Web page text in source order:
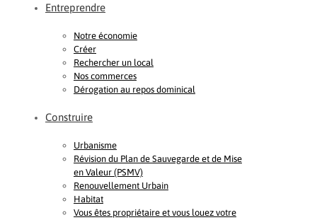
Entreprendre
Notre économie
Créer
Rechercher un local
Nos commerces
Dérogation au repos dominical
Construire
Urbanisme
Révision du Plan de Sauvegarde et de Mise
en Valeur (PSMV)
Renouvellement Urbain
Habitat
Vous êtes propriétaire et vous louez votre